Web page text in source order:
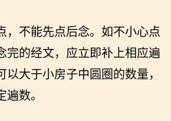
，不能先点后念。如不小心点
完的经文，应立即补上相应遍
以大于小房子中圆圈的数量，
遍数。